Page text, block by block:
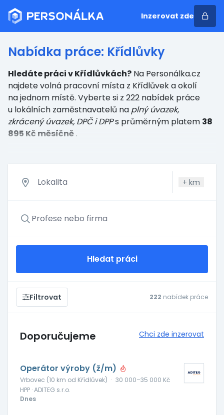
Inzerovat zde
Nabídka práce: Křídlůvky
Hledáte práci v Křídlůvkách? Na Personálka.cz
najdete volná pracovní místa z Křídlůvek a okolí
na jednom místě. Vyberte si z 222 nabídek práce
u lokálních zaměstnavatelů na plný úvazek,
zkrácený úvazek, DPČ i DPPs průměrným platem 38
895 Kč měsíčně .
+ km
Hledat práci
Filtrovat 222 nabídek práce
Doporučujeme Chci zde inzerovat
Operátor výroby (ž/m)
Vrbovec (10 km od Křídlůvek) · 30 000–35 000 Kč
HPP · ADITEG s.r.o.
Dnes